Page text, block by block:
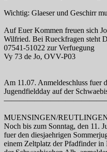
Wichtig: Glaeser und Geschirr
Auf Euer Kommen freuen sich
Wilfried. Bei Rueckfragen steht
07541-51022 zur Verfuegung
Vy 73 de Jo, OVV-P03
Am 11.07. Anmeldeschluss fuer
Jugendfieldday auf der
MUENSINGEN/
Noch bis zum Sonntag, den 11.
fuer den diesjaehrigen
einem Zeltplatz der Pfadfinder in